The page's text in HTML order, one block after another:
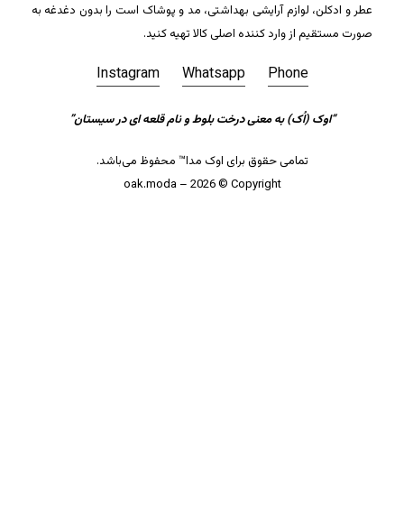
عطر و ادکلن، لوازم آرایشی بهداشتی، مد و پوشاک است را بدون دغدغه به
صورت مستقیم از وارد کننده اصلی کالا تهیه کنید.
Instagram Whatsapp Phone
“اوک (اُک) به معنی درخت بلوط و نام قلعه ای در سیستان”
تمامی حقوق برای اوک مدا™ محفوظ می‌باشد.
oak.moda – 2026 © Copyright